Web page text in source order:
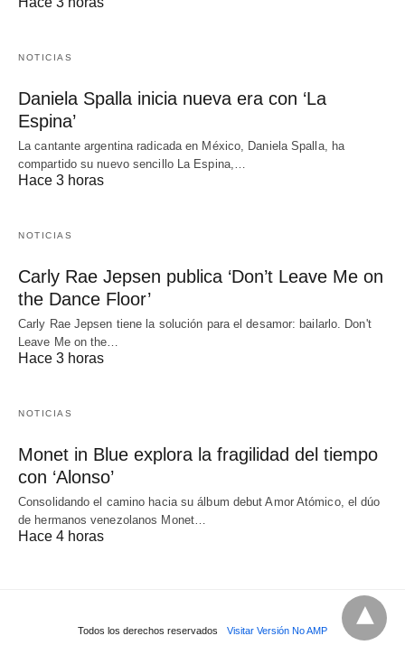
NOTICIAS
Daniela Spalla inicia nueva era con ‘La
Espina’
La cantante argentina radicada en México, Daniela Spalla, ha
compartido su nuevo sencillo La Espina,…
Hace 3 horas
NOTICIAS
Carly Rae Jepsen publica ‘Don’t Leave Me on
the Dance Floor’
Carly Rae Jepsen tiene la solución para el desamor: bailarlo. Don't
Leave Me on the…
Hace 3 horas
NOTICIAS
Monet in Blue explora la fragilidad del tiempo
con ‘Alonso’
Consolidando el camino hacia su álbum debut Amor Atómico, el dúo
de hermanos venezolanos Monet…
Hace 4 horas
Todos los derechos reservados Visitar Versión No AMP